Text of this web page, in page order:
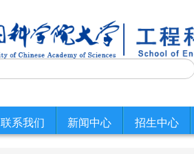
联系我们 新闻中心 招生中心